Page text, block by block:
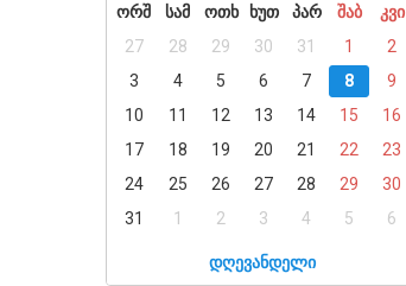
ორშ
სამ ოთხ ხუთ პარ შაბ
კვი
27
28 29 30 31 1
2
3
4 5 6 7 8
9
10
11 12 13 14 15
16
17
18 19 20 21 22
23
24
25 26 27 28 29
30
31
1 2 3 4 5 6
დღევანდელი